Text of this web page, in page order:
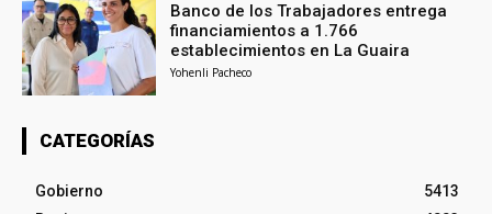
Banco de los Trabajadores entrega
financiamientos a 1.766
establecimientos en La Guaira
Yohenli Pacheco
CATEGORÍAS
Gobierno
5413